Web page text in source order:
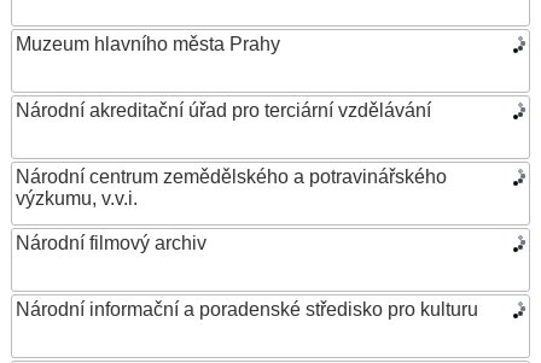
Muzeum hlavního města Prahy
Národní akreditační úřad pro terciární vzdělávání
Národní centrum zemědělského a potravinářského
výzkumu, v.v.i.
Národní filmový archiv
Národní informační a poradenské středisko pro kulturu